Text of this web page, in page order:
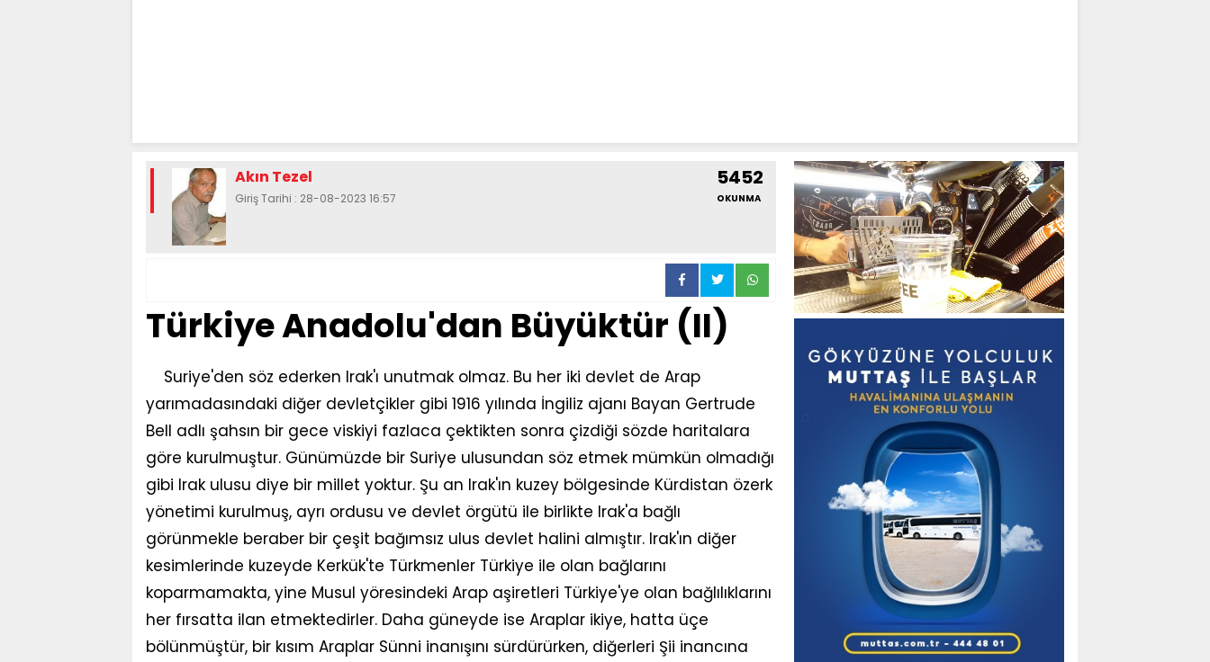
Akın Tezel
Giriş Tarihi : 28-08-2023 16:57
5452
OKUNMA
Türkiye Anadolu'dan Büyüktür (II)
Suriye'den söz ederken Irak'ı unutmak olmaz. Bu her iki devlet de Arap
yarımadasındaki diğer devletçikler gibi 1916 yılında İngiliz ajanı Bayan Gertrude
Bell adlı şahsın bir gece viskiyi fazlaca çektikten sonra çizdiği sözde haritalara
göre kurulmuştur. Günümüzde bir Suriye ulusundan söz etmek mümkün olmadığı
gibi Irak ulusu diye bir millet yoktur. Şu an Irak'ın kuzey bölgesinde Kürdistan özerk
yönetimi kurulmuş, ayrı ordusu ve devlet örgütü ile birlikte Irak'a bağlı
görünmekle beraber bir çeşit bağımsız ulus devlet halini almıştır. Irak'ın diğer
kesimlerinde kuzeyde Kerkük'te Türkmenler Türkiye ile olan bağlarını
koparmamakta, yine Musul yöresindeki Arap aşiretleri Türkiye'ye olan bağlılıklarını
her fırsatta ilan etmektedirler. Daha güneyde ise Araplar ikiye, hatta üçe
bölünmüştür, bir kısım Araplar Sünni inanışını sürdürürken, diğerleri Şii inancına